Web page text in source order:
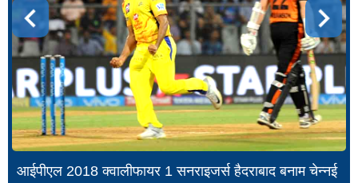
आईपीएल 2018 क्वालीफायर 1 सनराइजर्स हैदराबाद बनाम चेन्नई